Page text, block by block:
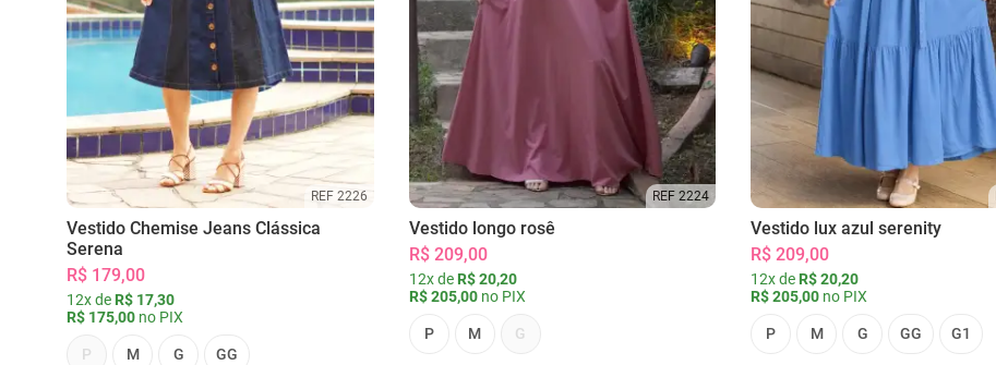
REF 2226
Vestido Chemise Jeans Clássica
Serena
R$ 179,00
12x de R$ 17,30
R$ 175,00 no PIX
P M G GG
REF 2224
Vestido longo rosê
R$ 209,00
12x de R$ 20,20
R$ 205,00no PIX
P M G
Vestido lux azul serenity
R$ 209,00
12x de R$ 20,20
R$ 205,00 no PIX
P M G GG G1